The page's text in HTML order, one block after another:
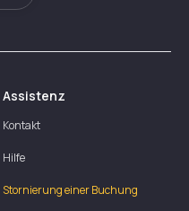
Assistenz
Kontakt
Hilfe
Stornierung einer Buchung